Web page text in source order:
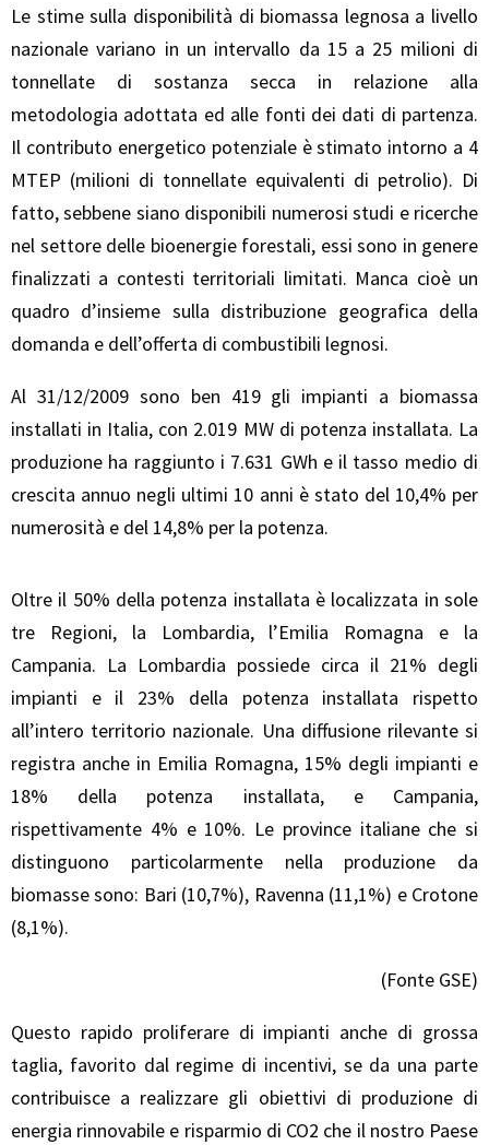
Le stime sulla disponibilità di biomassa legnosa a livello
nazionale variano in un intervallo da 15 a 25 milioni di
tonnellate di sostanza secca in relazione alla
metodologia adottata ed alle fonti dei dati di partenza.
Il contributo energetico potenziale è stimato intorno a 4
MTEP (milioni di tonnellate equivalenti di petrolio). Di
fatto, sebbene siano disponibili numerosi studi e ricerche
nel settore delle bioenergie forestali, essi sono in genere
finalizzati a contesti territoriali limitati. Manca cioè un
quadro d’insieme sulla distribuzione geografica della
domanda e dell’offerta di combustibili legnosi.
Al 31/12/2009 sono ben 419 gli impianti a biomassa
installati in Italia, con 2.019 MW di potenza installata. La
produzione ha raggiunto i 7.631 GWh e il tasso medio di
crescita annuo negli ultimi 10 anni è stato del 10,4% per
numerosità e del 14,8% per la potenza.
Oltre il 50% della potenza installata è localizzata in sole
tre Regioni, la Lombardia, l’Emilia Romagna e la
Campania. La Lombardia possiede circa il 21% degli
impianti e il 23% della potenza installata rispetto
all’intero territorio nazionale. Una diffusione rilevante si
registra anche in Emilia Romagna, 15% degli impianti e
18% della potenza installata, e Campania,
rispettivamente 4% e 10%. Le province italiane che si
distinguono particolarmente nella produzione da
biomasse sono: Bari (10,7%), Ravenna (11,1%) e Crotone
(8,1%).
(Fonte GSE)
Questo rapido proliferare di impianti anche di grossa
taglia, favorito dal regime di incentivi, se da una parte
contribuisce a realizzare gli obiettivi di produzione di
energia rinnovabile e risparmio di CO2 che il nostro Paese